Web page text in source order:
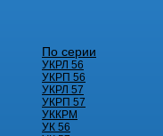
По серии
УКРЛ 56
УКРП 56
УКРЛ 57
УКРП 57
УККРМ
УК 56